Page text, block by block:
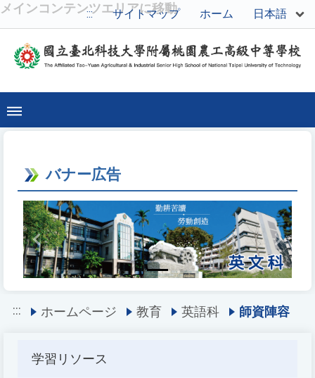
メインコンテンツエリアに移動
::: サイトマップ ホーム 日本語
バナー広告
Previous Next
::: ホームページ 教育 英語科 師資陣容
学習リソース